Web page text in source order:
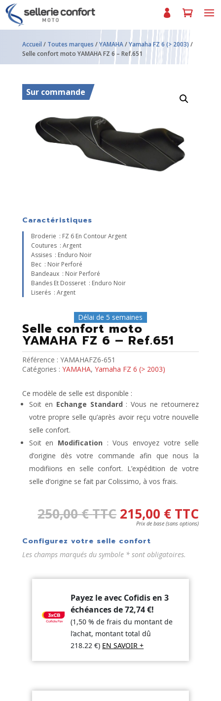
Accueil / Toutes marques /YAMAHA/Yamaha FZ 6 (> 2003)/
Selle confort moto YAMAHA FZ 6 – Ref.651
Sur commande
Caractéristiques
Broderie : FZ 6 En Contour Argent
Coutures : Argent
Assises : Enduro Noir
Bec : Noir Perforé
Bandeaux : Noir Perforé
Bandes Et Dosseret : Enduro Noir
Liserés : Argent
Délai de 5 semaines
Selle confort moto
YAMAHA FZ 6 – Ref.651
Référence : YAMAHAFZ6-651
Catégories : YAMAHA, Yamaha FZ 6 (> 2003)
Ce modèle de selle est disponible :
Soit en Echange Standard : Vous ne retournerez
votre propre selle qu’après avoir reçu votre nouvelle
selle confort.
Soit en Modification : Vous envoyez votre selle
d’origine dès votre commande afin que nous la
modifiions en selle confort. L’expédition de votre
selle d’origine se fait par Colissimo, à vos frais.
250,00€TTC 215,00 € TTC
Prix de base (sans options)
Configurez votre selle confort
Les champs marqués du symbole * sont obligatoires.
Payez le avec Cofidis en 3
échéances de72,74€!
(1,50 % de frais du montant de
l’achat, montant total dû
218.22€) EN SAVOIR +